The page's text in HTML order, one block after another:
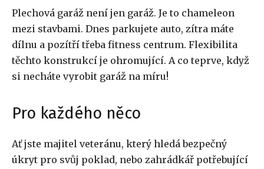
Plechová garáž není jen garáž. Je to chameleon
mezi stavbami. Dnes parkujete auto, zítra máte
dílnu a pozítří třeba fitness centrum. Flexibilita
těchto konstrukcí je ohromující. A co teprve, když
si necháte vyrobit garáž na míru!
Pro každého něco
Ať jste majitel veteránu, který hledá bezpečný
úkryt pro svůj poklad, nebo zahrádkář potřebující